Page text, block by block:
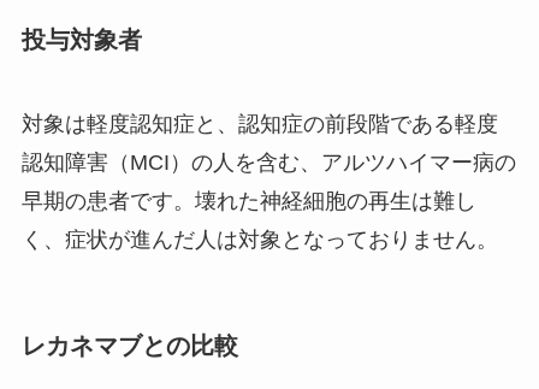
投与対象者
対象は軽度認知症と、認知症の前段階である軽度
認知障害（MCI）の人を含む、アルツハイマー病の
早期の患者です。壊れた神経細胞の再生は難し
く、症状が進んだ人は対象となっておりません。
レカネマブとの比較